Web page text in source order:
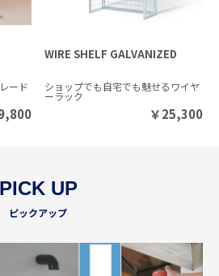
ード
WIRE SHELF GALVANIZED
ショップでも自宅でも魅せるワイヤ
ーラック
￥25,300
PICK UP
ピックアップ